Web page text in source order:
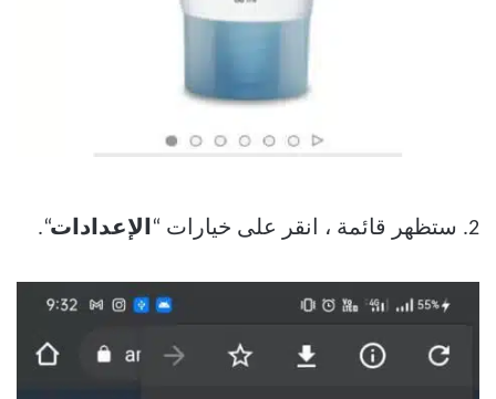
2. ستظهر قائمة ، انقر على خيارات “ الإعدادات“.